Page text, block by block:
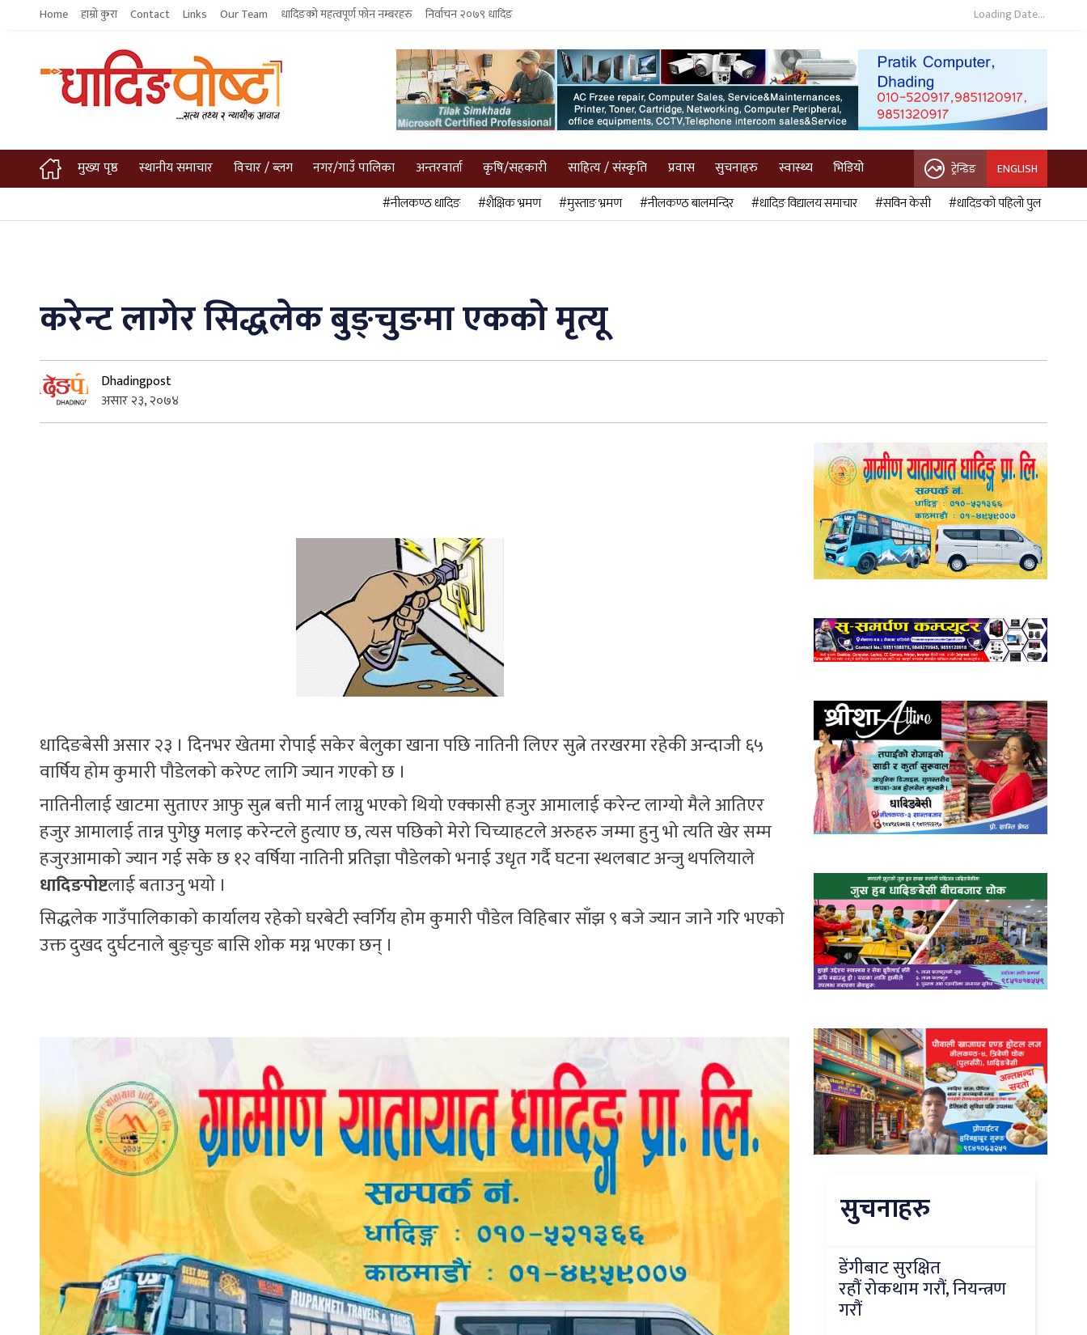
Home हाम्रो कुरा Contact Links Our Team धादिङको महत्वपूर्ण फोन नम्बरहरु निर्वाचन २०७९ धादिङ Loading Date...
मुख्य पृष्ठ स्थानीय समाचार विचार / ब्लग नगर/गाउँ पालिका अन्तरवार्ता कृषि/सहकारी साहित्य / संस्कृति प्रवास सुचनाहरु स्वास्थ्य भिडियो ट्रेन्डिङ ENGLISH
#नीलकण्ठ धादिङ #शैक्षिक भ्रमण #मुस्ताङ भ्रमण #नीलकण्ठ बालमन्दिर #धादिङ विद्यालय समाचार #सविन केसी #धादिङको पहिलो पुल
करेन्ट लागेर सिद्धलेक बुङ्चुङमा एकको मृत्यू
Dhadingpost
असार २३, २०७४
धादिङबेसी असार २३ । दिनभर खेतमा रोपाई सकेर बेलुका खाना पछि नातिनी लिएर सुत्ने तरखरमा रहेकी अन्दाजी ६५
वार्षिय होम कुमारी पौडेलको करेण्ट लागि ज्यान गएको छ ।
नातिनीलाई खाटमा सुताएर आफु सुत्न बत्ती मार्न लाग्नु भएको थियो एक्कासी हजुर आमालाई करेन्ट लाग्यो मैले आतिएर
हजुर आमालाई तान्न पुगेछु मलाइ करेन्टले हुत्याए छ, त्यस पछिको मेरो चिच्याहटले अरुहरु जम्मा हुनु भो त्यति खेर सम्म
हजुरआमाको ज्यान गई सके छ १२ वर्षिया नातिनी प्रतिज्ञा पौडेलको भनाई उधृत गर्दै घटना स्थलबाट अन्जु थपलियाले
धादिङपोष्टलाई बताउनु भयो ।
सिद्धलेक गाउँपालिकाको कार्यालय रहेको घरबेटी स्वर्गिय होम कुमारी पौडेल विहिबार साँझ ९ बजे ज्यान जाने गरि भएको
उक्त दुखद दुर्घटनाले बुङ्चुङ बासि शोक मग्न भएका छन् ।
सुचनाहरु
डेंगीबाट सुरक्षित
रहौं रोकथाम गरौं, नियन्त्रण
गरौं